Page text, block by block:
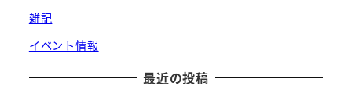
雑記
イベント情報
最近の投稿